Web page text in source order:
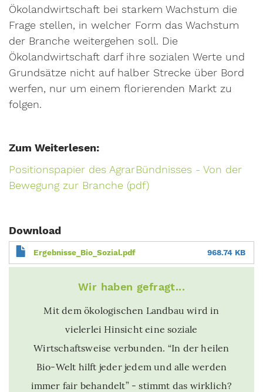
Ökolandwirtschaft bei starkem Wachstum die
Frage stellen, in welcher Form das Wachstum
der Branche weitergehen soll. Die
Ökolandwirtschaft darf ihre sozialen Werte und
Grundsätze nicht auf halber Strecke über Bord
werfen, nur um einem florierenden Markt zu
folgen.
Zum Weiterlesen:
Positionspapier des AgrarBündnisses - Von der
Bewegung zur Branche (pdf)
Download
Ergebnisse_Bio_Sozial.pdf 968.74 KB
Wir haben gefragt...
Mit dem ökologischen Landbau wird in
vielerlei Hinsicht eine soziale
Wirtschaftsweise verbunden. “In der heilen
Bio-Welt hilft jeder jedem und alle werden
immer fair behandelt” - stimmt das wirklich?